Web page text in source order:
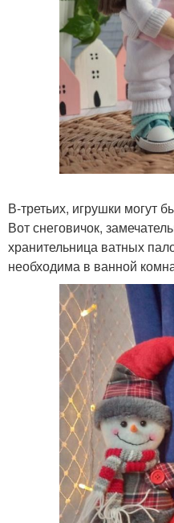
В-третьих, игрушки могут
Вот снеговичок,
хранительница ватных
необходима в ванной